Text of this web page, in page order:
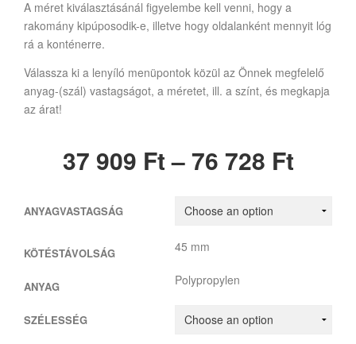
A méret kiválasztásánál figyelembe kell venni, hogy a
rakomány kipúposodik-e, illetve hogy oldalanként mennyit lóg
rá a konténerre.
Válassza ki a lenyíló menüpontok közül az Önnek megfelelő
anyag-(szál) vastagságot, a méretet, ill. a színt, és megkapja
az árat!
37 909 Ft–76 728 Ft
ANYAGVASTAGSÁG
KÖTÉSTÁVOLSÁG 45 mm
ANYAG Polypropylen
SZÉLESSÉG